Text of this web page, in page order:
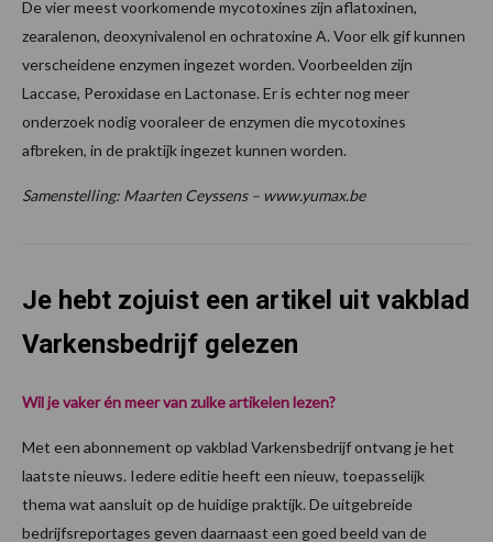
De vier meest voorkomende mycotoxines zijn aflatoxinen,
zearalenon, deoxynivalenol en ochratoxine A. Voor elk gif kunnen
verscheidene enzymen ingezet worden. Voorbeelden zijn
Laccase, Peroxidase en Lactonase. Er is echter nog meer
onderzoek nodig vooraleer de enzymen die mycotoxines
afbreken, in de praktijk ingezet kunnen worden.
Samenstelling: Maarten Ceyssens – www.yumax.be
Je hebt zojuist een artikel uit vakblad
Varkensbedrijf gelezen
Wil je vaker én meer van zulke artikelen lezen?
Met een abonnement op vakblad Varkensbedrijf ontvang je het
laatste nieuws. Iedere editie heeft een nieuw, toepasselijk
thema wat aansluit op de huidige praktijk. De uitgebreide
bedrijfsreportages geven daarnaast een goed beeld van de